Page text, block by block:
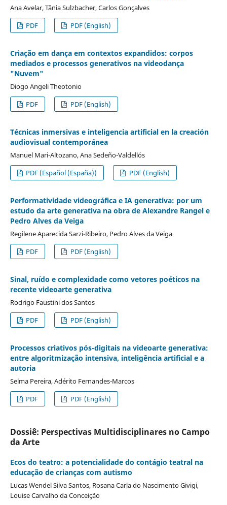
Ana Avelar, Tânia Sulzbacher, Carlos Gonçalves
PDF
PDF (English)
Criação em dança em contextos expandidos: corpos
mediados e processos generativos na videodança
"Nuvem"
Diogo Angeli Theotonio
PDF
PDF (English)
Técnicas inmersivas e inteligencia artificial en la creación
audiovisual contemporánea
Manuel Mari-Altozano, Ana Sedeño-Valdellós
PDF (Español (España))
PDF (English)
Performatividade videográfica e IA generativa: por um
estudo da arte generativa na obra de Alexandre Rangel e
Pedro Alves da Veiga
Regilene Aparecida Sarzi-Ribeiro, Pedro Alves da Veiga
PDF
PDF (English)
Sinal, ruído e complexidade como vetores poéticos na
recente videoarte generativa
Rodrigo Faustini dos Santos
PDF
PDF (English)
Processos criativos pós-digitais na videoarte generativa:
entre algoritmização intensiva, inteligência artificial e a
autoria
Selma Pereira, Adérito Fernandes-Marcos
PDF
PDF (English)
Dossiê: Perspectivas Multidisciplinares no Campo
da Arte
Ecos do teatro: a potencialidade do contágio teatral na
educação de crianças com autismo
Lucas Wendel Silva Santos, Rosana Carla do Nascimento Givigi,
Louise Carvalho da Conceição